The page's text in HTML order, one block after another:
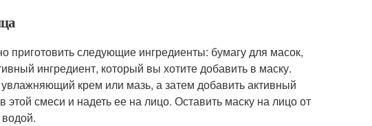
следующие ингредиенты: бумагу для масок,
ингредиент, который вы хотите добавить в маску.
крем или мазь, а затем добавить активный
смеси и надеть ее на лицо. Оставить маску на лицо от